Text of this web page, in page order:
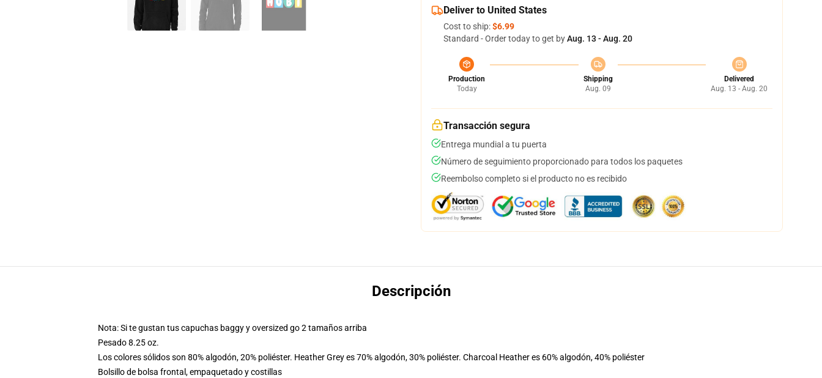
Deliver to United States
Cost to ship:$6.99
Standard - Order today to get byAug. 13 - Aug. 20
Production
Today
Shipping
Aug. 09
Delivered
Aug. 13 - Aug. 20
Transacción segura
Entrega mundial a tu puerta
Número de seguimiento proporcionado para todos los paquetes
Reembolso completo si el producto no es recibido
Descripción
Nota: Si te gustan tus capuchas baggy y oversized go 2 tamaños arriba
Pesado 8.25 oz.
Los colores sólidos son 80% algodón, 20% poliéster. Heather Grey es 70% algodón, 30% poliéster. Charcoal Heather es 60% algodón, 40% poliéster
Bolsillo de bolsa frontal, empaquetado y costillas